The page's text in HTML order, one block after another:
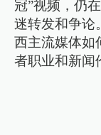
冠”视频，仍
迷转发和争论
西主流媒体如
者职业和新闻